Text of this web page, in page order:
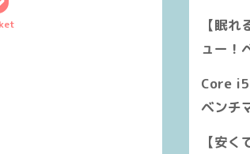
【眠
ュー！
Core
ベンチ
【安